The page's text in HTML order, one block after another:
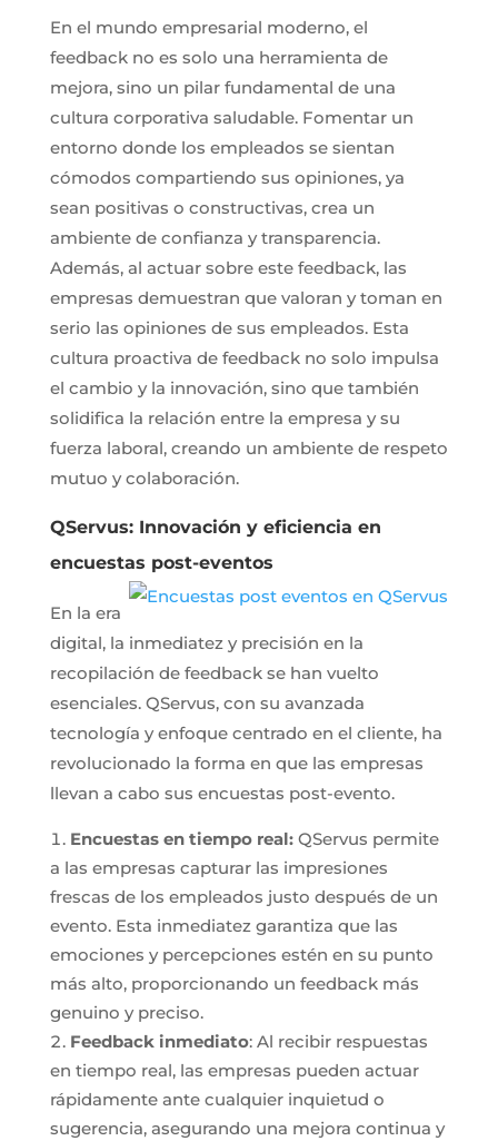
En el mundo empresarial moderno, el
feedback no es solo una herramienta de
mejora, sino un pilar fundamental de una
cultura corporativa saludable. Fomentar un
entorno donde los empleados se sientan
cómodos compartiendo sus opiniones, ya
sean positivas o constructivas, crea un
ambiente de confianza y transparencia.
Además, al actuar sobre este feedback, las
empresas demuestran que valoran y toman en
serio las opiniones de sus empleados. Esta
cultura proactiva de feedback no solo impulsa
el cambio y la innovación, sino que también
solidifica la relación entre la empresa y su
fuerza laboral, creando un ambiente de respeto
mutuo y colaboración.
QServus: Innovación y eficiencia en
encuestas post-eventos
En la era
digital, la inmediatez y precisión en la
recopilación de feedback se han vuelto
esenciales. QServus, con su avanzada
tecnología y enfoque centrado en el cliente, ha
revolucionado la forma en que las empresas
llevan a cabo sus encuestas post-evento.
Encuestas en tiempo real:QServus permite
a las empresas capturar las impresiones
frescas de los empleados justo después de un
evento. Esta inmediatez garantiza que las
emociones y percepciones estén en su punto
más alto, proporcionando un feedback más
genuino y preciso.
Feedback inmediato: Al recibir respuestas
en tiempo real, las empresas pueden actuar
rápidamente ante cualquier inquietud o
sugerencia, asegurando una mejora continua y